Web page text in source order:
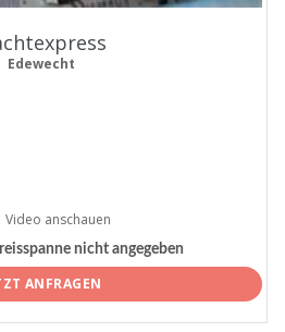
Edewecht
Video anschauen
nicht angegeben
ANFRAGEN